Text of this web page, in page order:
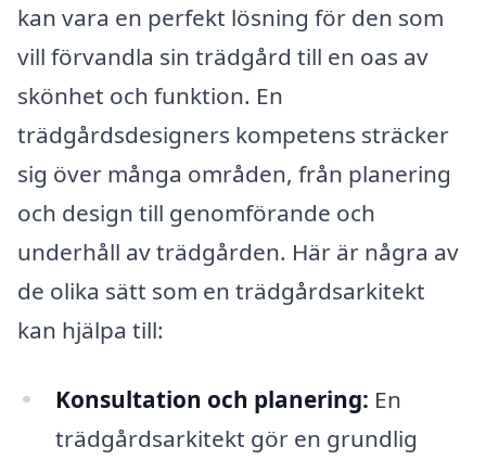
kan vara en perfekt lösning för den som
vill förvandla sin trädgård till en oas av
skönhet och funktion. En
trädgårdsdesigners kompetens sträcker
sig över många områden, från planering
och design till genomförande och
underhåll av trädgården. Här är några av
de olika sätt som en trädgårdsarkitekt
kan hjälpa till:
Konsultation och planering: En
trädgårdsarkitekt gör en grundlig